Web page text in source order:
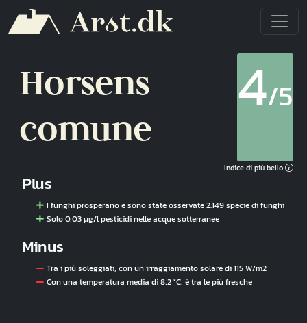
Horsens
comune
4/5
Indice di più bello
Plus
I funghi prosperano e sono state osservate 2.149 specie di funghi
Solo 0,03 µg/l pesticidi nelle acque sotterranee
Minus
Tra i più soleggiati, con un irraggiamento solare di 115 W/m2
Con una temperatura media di 8,2 °C, è tra le più fresche